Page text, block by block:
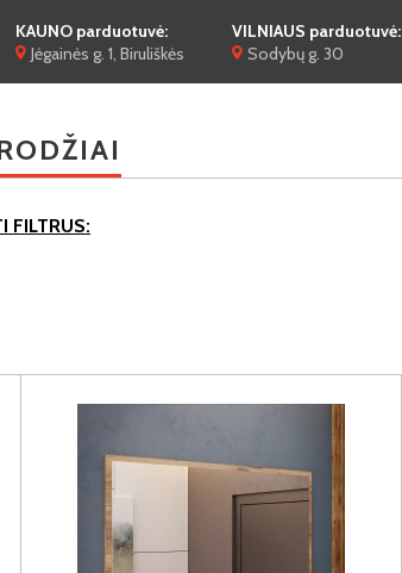
KAUNO parduotuvė:
Jėgainės g. 1, Biruliškės
VILNIAUS parduotuvė:
Sodybų g. 30
FILTRUS: